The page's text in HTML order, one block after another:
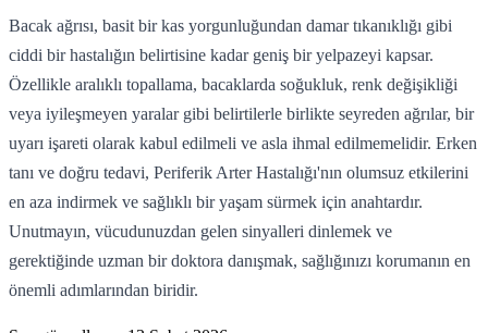
Bacak ağrısı, basit bir kas yorgunluğundan damar tıkanıklığı gibi
ciddi bir hastalığın belirtisine kadar geniş bir yelpazeyi kapsar.
Özellikle aralıklı topallama, bacaklarda soğukluk, renk değişikliği
veya iyileşmeyen yaralar gibi belirtilerle birlikte seyreden ağrılar, bir
uyarı işareti olarak kabul edilmeli ve asla ihmal edilmemelidir. Erken
tanı ve doğru tedavi, Periferik Arter Hastalığı'nın olumsuz etkilerini
en aza indirmek ve sağlıklı bir yaşam sürmek için anahtardır.
Unutmayın, vücudunuzdan gelen sinyalleri dinlemek ve
gerektiğinde uzman bir doktora danışmak, sağlığınızı korumanın en
önemli adımlarından biridir.